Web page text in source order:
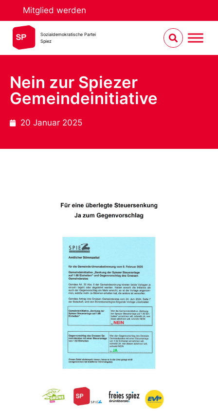
Mitglied werden
Sozialdemokratische Partei
Spiez
Nein zur Spiezer
Gemeindeinitiative
20 Januar 2025